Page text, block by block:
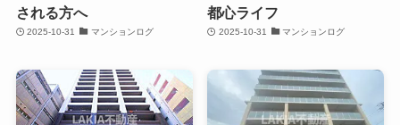
される方へ
2025-10-31 マンションログ
都心ライフ
2025-10-31 マンションログ